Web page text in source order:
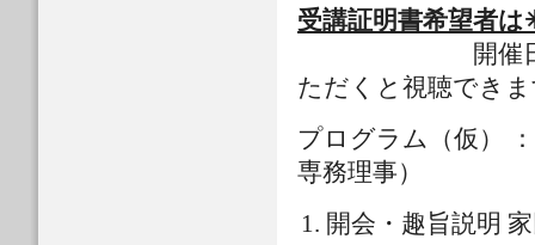
受講証明書希望者
開催日時に
ただくと視聴でき
プログラム（仮）
専務理事）
開会・趣旨説明